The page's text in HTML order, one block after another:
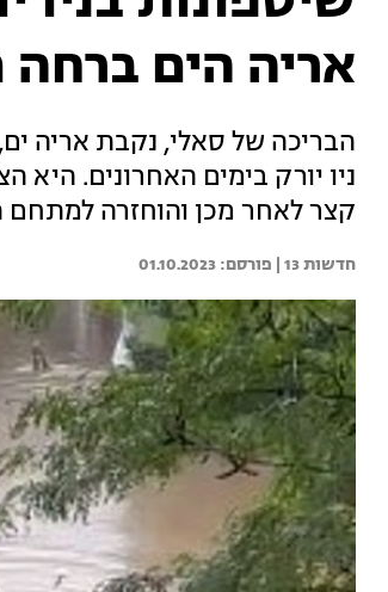
אריה הים ברחה
הבריכה של סאלי, נקבת אריה
ניו יורק בימים האחרונים.
קצר לאחר מכן והוחזרה למתחם
חדשות 13 | 01.10.2023